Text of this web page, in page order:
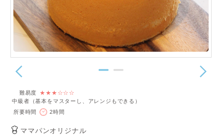
難易度
★★★☆☆☆
中級者（基本をマスターし、アレンジもできる）
所要時間
2時間
ママパンオリジナル